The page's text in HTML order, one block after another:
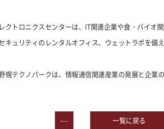
クトロニクスセンターは、IT関連企業や食・バイオ
キュリティのレンタルオフィス、ウェットラボを備え
幌テクノパークは、情報通信関連産業の発展と企業
一覧に戻る